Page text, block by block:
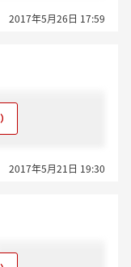
2017年5月26日 17:59
2017年5月21日 19:30